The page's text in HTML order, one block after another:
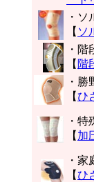
・
【 ソ
・
【 階
・
【ひ
・特
【 加
・
【ひ